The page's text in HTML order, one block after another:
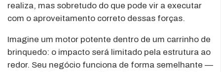
realiza, mas sobretudo do que pode vir a executar
com o aproveitamento correto dessas forças.
Imagine um motor potente dentro de um carrinho de
brinquedo: o impacto será limitado pela estrutura ao
redor. Seu negócio funciona de forma semelhante —